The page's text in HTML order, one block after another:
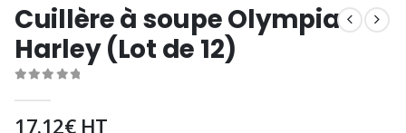
Cuillère à soupe Olympia
Harley (Lot de 12)
17.12€HT